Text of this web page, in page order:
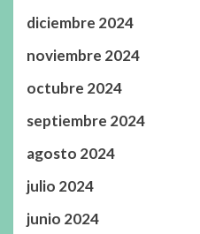
diciembre 2024
noviembre 2024
octubre 2024
septiembre 2024
agosto 2024
julio 2024
junio 2024